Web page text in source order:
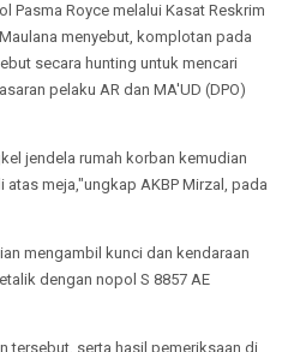
Pasma Royce melalui Kasat Reskrim
menyebut, komplotan pada
secara hunting untuk mencari
pelaku AR dan MA'UD (DPO)
jendela rumah korban kemudian
meja,"ungkap AKBP Mirzal, pada
mengambil kunci dan kendaraan
dengan nopol S 8857 AE
tersebut, serta hasil pemeriksaan di